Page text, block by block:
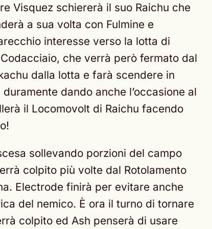
Visquez schiererà il suo Raichu che
a sua volta con Fulmine e
interesse verso la lotta di
che verrà però fermato dal
dalla lotta e farà scendere in
dando anche l’occasione al
il Locomovolt di Raichu facendo
sollevando porzioni del campo
colpito più volte dal Rotolamento
Electrode finirà per evitare anche
del nemico. È ora il turno di tornare
colpito ed Ash penserà di usare